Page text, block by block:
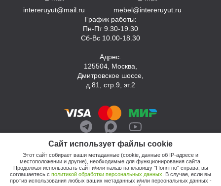
Сайт использует файлы cookie
Этот сайт собирает ваши метаданные (cookie, данные об IP-адресе и
местоположении и другие), необходимые для функционирования сайта.
Продолжая использовать сайт и/или нажав на клавишу "Понятно" справа, вы
соглашаетесь с политикой обработки персональных данных . В случае, если вы
против использования любых ваших метаданных и/или персональных данных -
intereruyut@mail.ru
mebel@intereruyut.ru
График работы:
Пн-Пт 9.30-19.30
Сб-Вс 10.00-18.30
Адрес:
125504, Москва,
Дмитровское шоссе,
д.81, стр.9, эт.2